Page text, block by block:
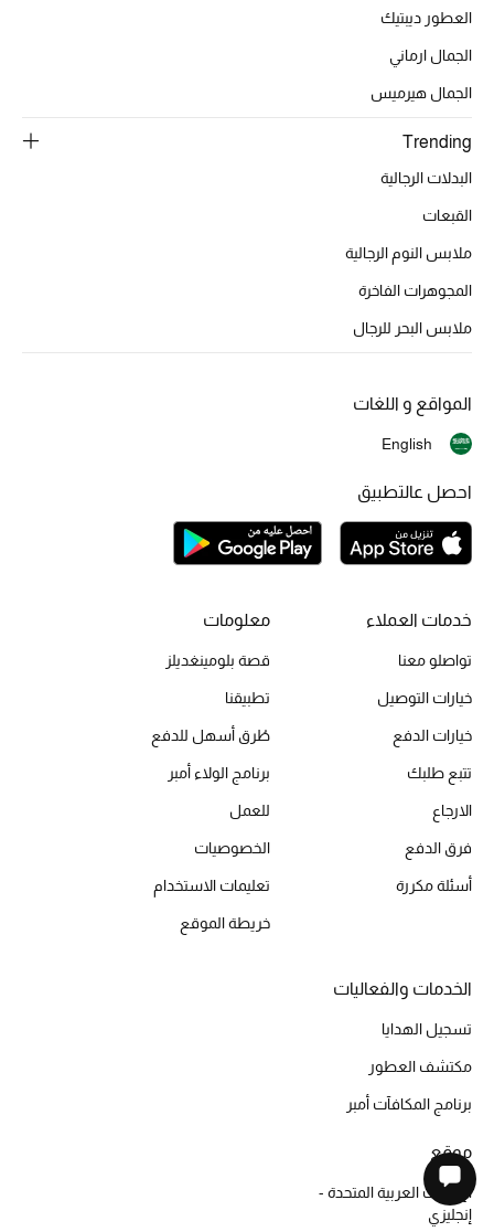
العطور ديبتيك
الجمال ارماني
الجمال هيرميس
Trending
البدلات الرجالية
القبعات
ملابس النوم الرجالية
المجوهرات الفاخرة
ملابس البحر للرجال
خدمات العملاء
تواصلو معنا
خيارات التوصيل
خيارات الدفع
تتبع طلبك
الارجاع
فرق الدفع
أسئلة مكررة
معلومات
قصة بلومينغديلز
تطبيقنا
طُرق أسهل للدفع
برنامج الولاء أمبر
للعمل
الخصوصيات
تعليمات الاستخدام
خريطة الموقع
الخدمات والفعاليات
تسجيل الهدايا
مكتشف العطور
برنامج المكافآت أمبر
موقع
الإمارات العربية المتحدة -
إنجليزي
المواقع و اللغات
English
احصل عالتطبيق